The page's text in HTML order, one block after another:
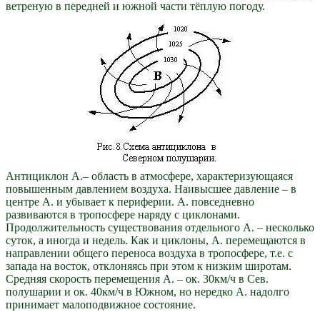
ветреную в передней и южной части тёплую погоду.
Антициклон А.– область в атмосфере, характеризующаяся
повышенным давлением воздуха. Наивысшее давление – в
центре А. и убывает к периферии. А. повседневно
развиваются в тропосфере наряду с циклонами.
Продолжительность существования отдельного А. – несколько
суток, а иногда и недель. Как и циклоны, А. перемещаются в
направлении общего переноса воздуха в тропосфере, т.е. с
запада на восток, отклоняясь при этом к низким широтам.
Средняя скорость перемещения А. – ок. 30км/ч в Сев.
полушарии и ок. 40км/ч в Южном, но нередко А. надолго
принимает малоподвижное состояние.